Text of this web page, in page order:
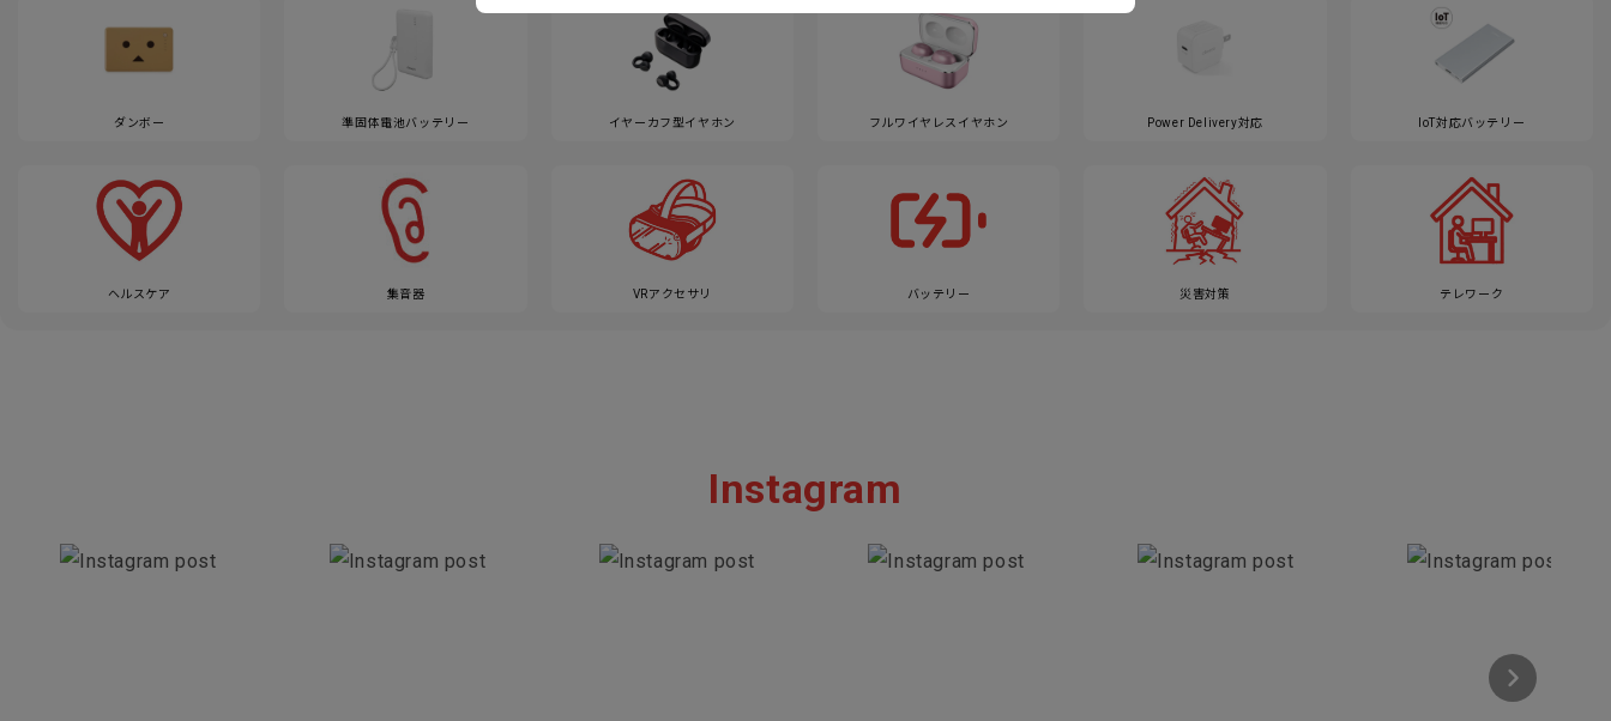
ダンボー 準固体電池バッテリー イヤーカフ型イヤホン フルワイヤレスイヤホン Power Delivery対応 IoT対応バッテリー
ヘルスケア 集音器 VRアクセサリ バッテリー 災害対策 テレワーク
Instagram
Section description